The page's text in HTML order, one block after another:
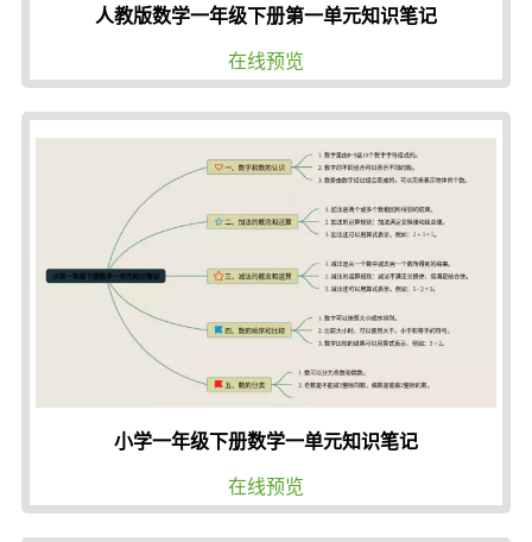
人教版数学一年级下册第一单元知识笔记
在线预览
小学一年级下册数学一单元知识笔记
在线预览